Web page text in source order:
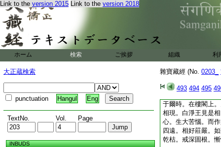
Link to the version 2015 Link to the version 2018
ホーム 検索 ご挨拶 組織 利
大正蔵検索
punctuation Hangul Eng
TextNo. Vol. Page
INBUDS
雜寶藏經 (No. 0203_
493 494 495
生羅睺羅。擧宮婇
而作是言。怪哉大
輕有所作。不自愛
羅姨母之女。椎胸
羅。汝於尊長所親
家學道。已經六年
誰而得。爾無慚愧
不護惡名。悉達菩
于爾時。在樓閣上
相現。白淨王見是
心。生大苦惱。而
四遠。相好莊嚴。
乾枯。戒深固根。